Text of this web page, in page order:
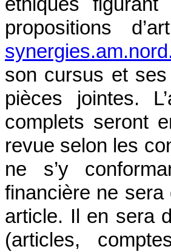
éthiques
propositions
son cursus et
pièces jointes.
complets seront
revue selon les
ne s’y
financière ne
article. Il en sera
(articles,